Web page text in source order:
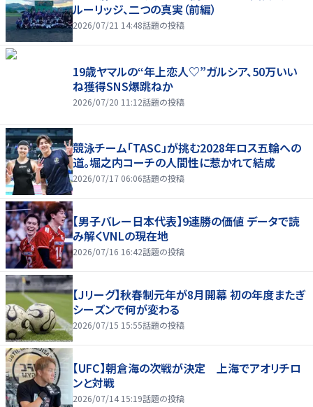
ルーリッジ、二つの真実（前編）
2026/07/21 14:48話題の投稿
19歳ヤマルの“年上恋人♡”ガルシア、50万いい
ね獲得SNS爆跳ねか
2026/07/20 11:12話題の投稿
競泳チーム「TASC」が挑む2028年ロス五輪への
道。堀之内コーチの人間性に惹かれて結成
2026/07/17 06:06話題の投稿
【男子バレー日本代表】9連勝の価値 データで読
み解くVNLの現在地
2026/07/16 16:42話題の投稿
【Jリーグ】秋春制元年が8月開幕 初の年度またぎ
シーズンで何が変わる
2026/07/15 15:55話題の投稿
【UFC】朝倉海の次戦が決定 上海でアオリチロ
ンと対戦
2026/07/14 15:19話題の投稿